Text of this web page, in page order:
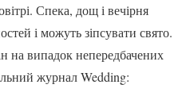
Спека, дощ і вечірня
і можуть зіпсувати свято.
на випадок непередбачених
журнал Wedding: